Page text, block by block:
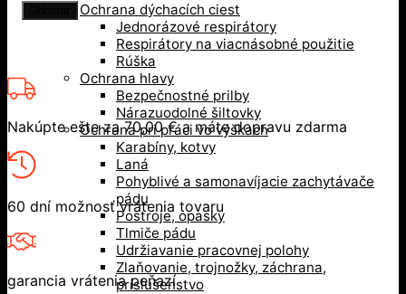
Ochrana dýchacích ciest
Jednorázové respirátory
Respirátory na viacnásobné použitie
Rúška
Ochrana hlavy
Bezpečnostné prilby
Nárazuodolné šiltovky
Ochrana pri práci vo výškach
Karabíny, kotvy
Laná
Pohyblivé a samonavíjacie zachytávače
pádu
Postroje, opasky
Tlmiče pádu
Udržiavanie pracovnej polohy
Zlaňovanie, trojnožky, záchrana,
príslušenstvo
Nakúpte ešte za70,00€a máte dopravu zdarma
60 dní možnosť vrátenia tovaru
garancia vrátenia peňazí